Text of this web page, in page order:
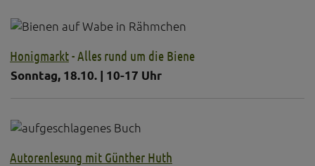
Honigmarkt- Alles rund um die Biene
Sonntag, 18.10. | 10-17 Uhr
Autorenlesung mit Günther Huth